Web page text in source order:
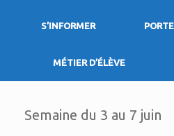
S’INFORMER
MÉTIER D’ÉLÈVE
Semaine du 3 au 7 juin